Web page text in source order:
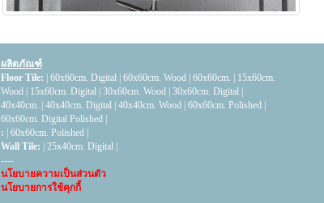
ผลิตภัณฑ์
Floor Tile:
60x60cm. Digital| 60x60cm. Wood| 60x60cm.
15x60cm.
Wood| 15x60cm. Digital| 30x60cm. Wood| 30x60cm. Digital|
40x40cm.
40x40cm. Digital| 40x40cm. Wood| 60x60cm. Polished|
60x60cm. Digital Polished|
:
60x60cm. Polished|
Wall Tile:
25x40cm. Digital|
----
นโยบายความเป็นส่วนตัว
นโยบายการใช้คุกกี้